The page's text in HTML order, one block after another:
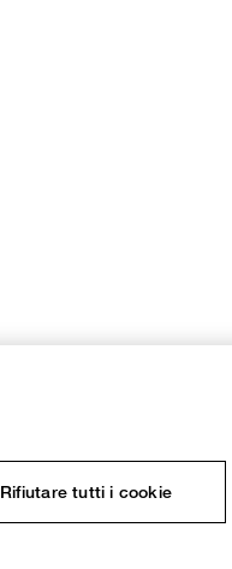
Rifiutare tutti i cookie